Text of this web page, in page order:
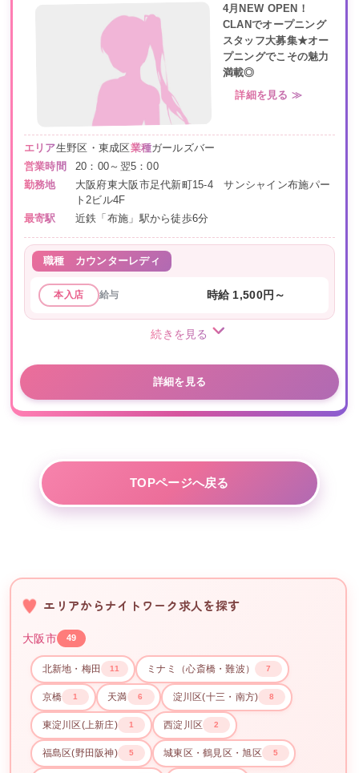
4月NEW OPEN！
CLANでオープニング
スタッフ大募集★オー
プニングでこその魅力
満載◎
詳細を見る ≫
エリア生野区・東成区業種ガールズバー
営業時間
20：00～翌5：00
勤務地
大阪府東大阪市足代新町15-4 サンシャイン布施パー
ト2ビル4F
最寄駅
近鉄「布施」駅から徒歩6分
職種 カウンターレディ
本入店 給与 時給 1,500円～
続きを見る
詳細を見る
TOPページへ戻る
エリアからナイトワーク求人を探す
大阪市 49
北新地・梅田 11 ミナミ（心斎橋・難波） 7
京橋 1 天満 6 淀川区(十三・南方) 8
東淀川区(上新庄) 1 西淀川区 2
福島区(野田阪神) 5 城東区・鶴見区・旭区 5